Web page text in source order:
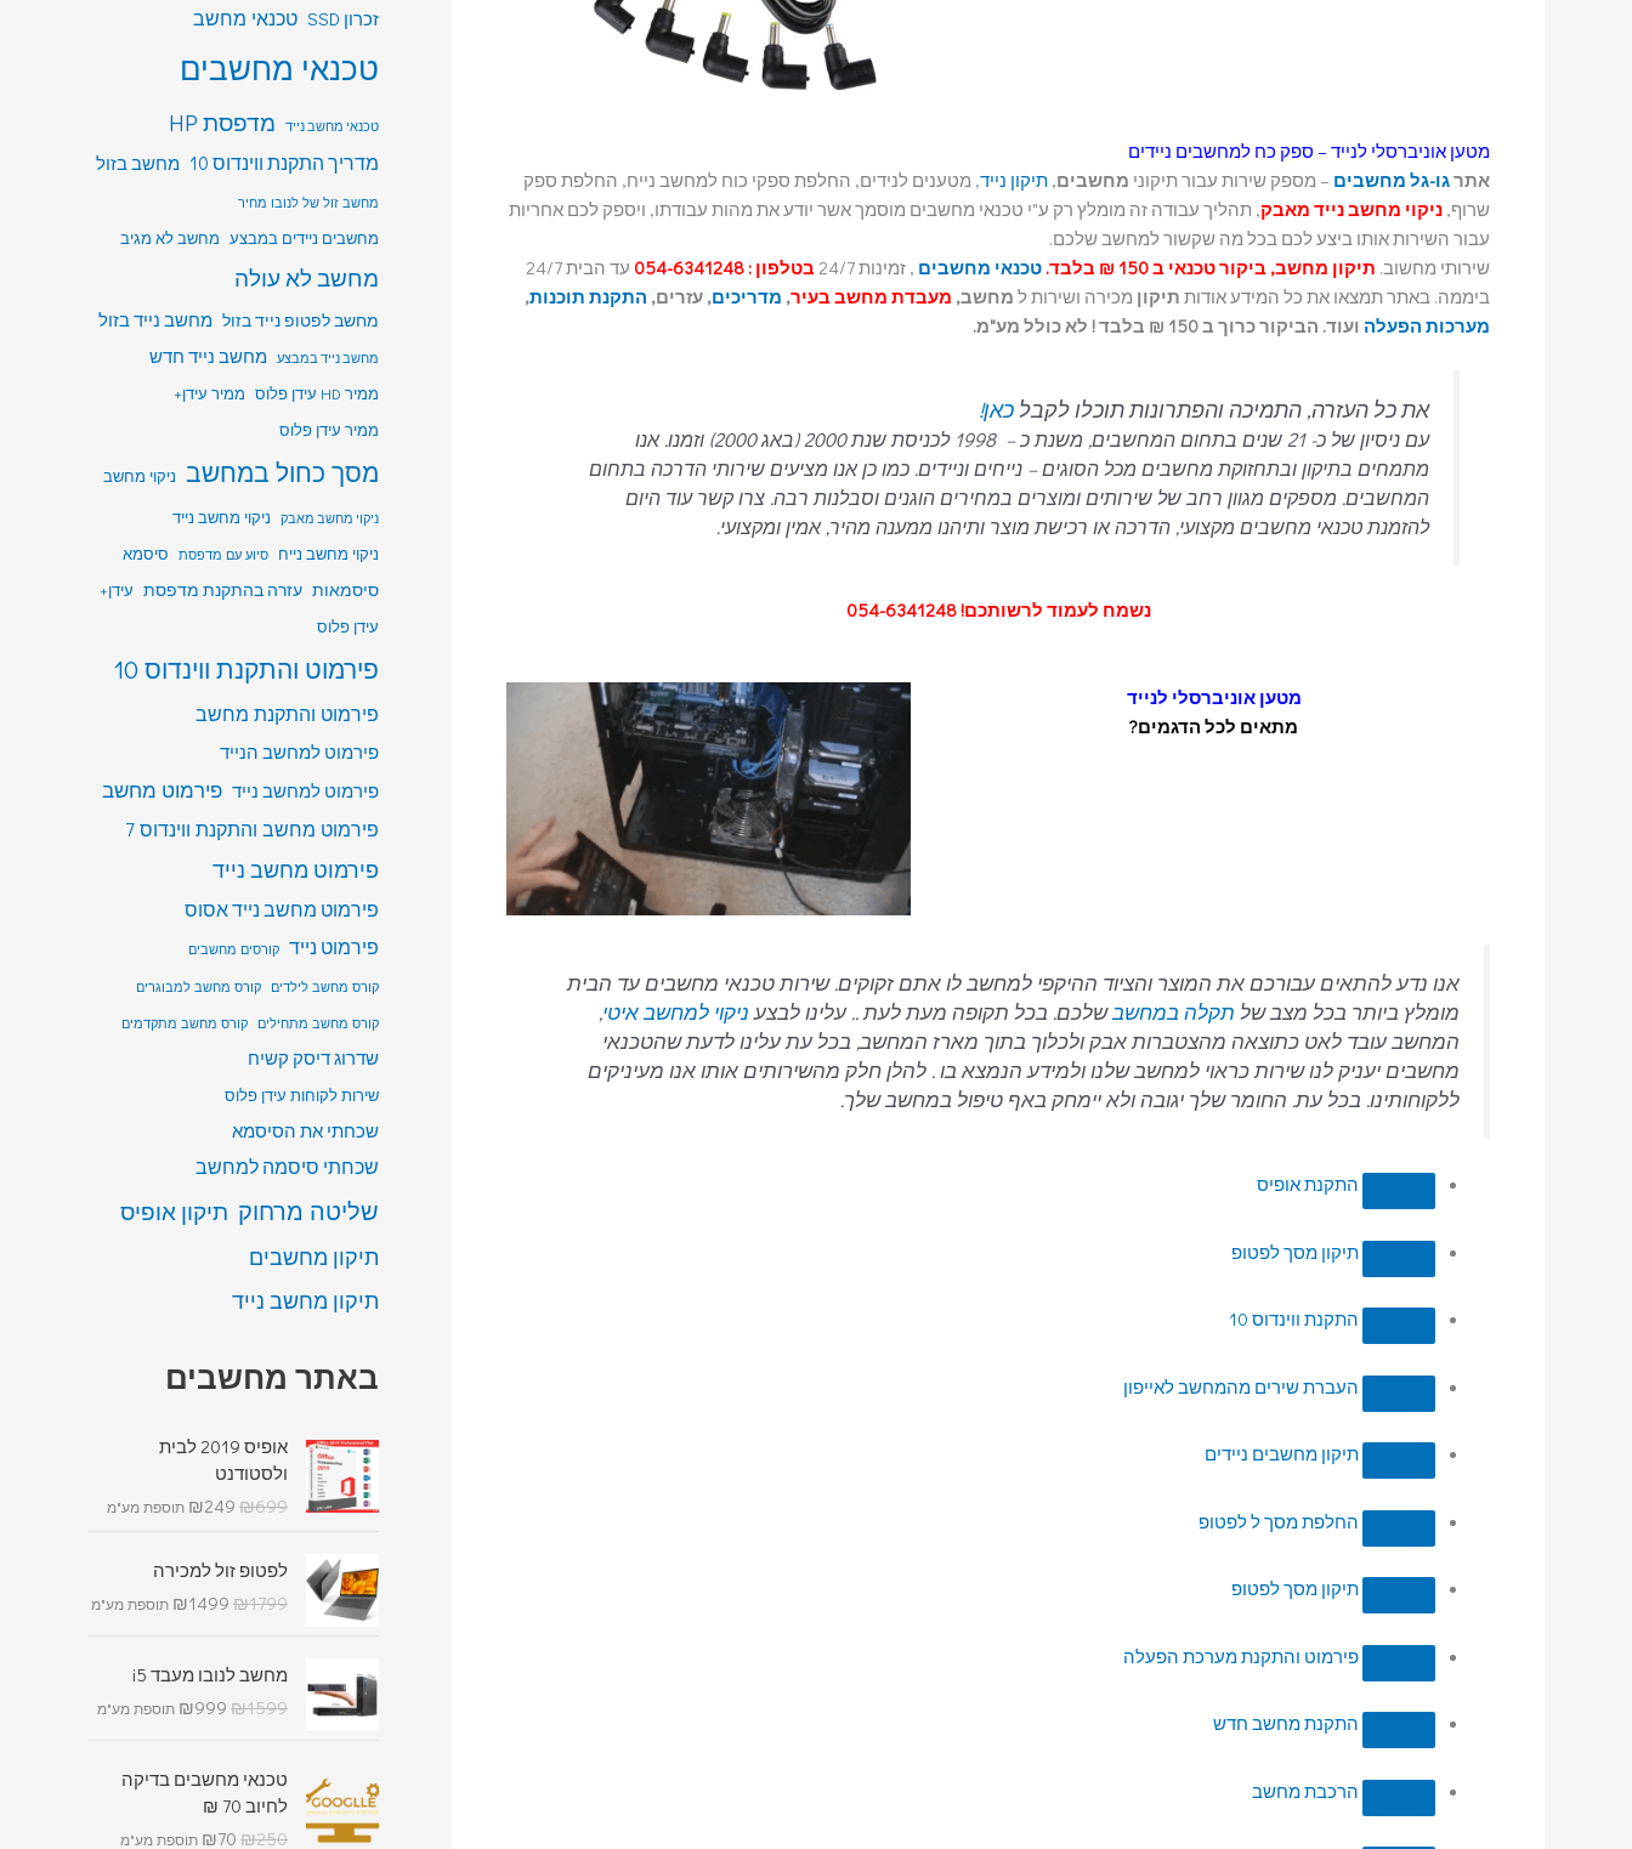
מטען אוניברסלי לנייד – ספק כח למחשבים ניידים
אתרגו-גל מחשבים – מספק שירות עבור תיקוני מחשבים, תיקון נייד, מטענים לנידים, החלפת ספקי כוח למחשב נייח, החלפת ספק
שרוף, ניקוי מחשב נייד מאבק, תהליך עבודה זה מומלץ רק ע"י טכנאי מחשבים מוסמך אשר יודע את מהות עבודתו, ויספק לכם אחריות
עבור השירות אותו ביצע לכם בכל מה שקשור למחשב שלכם.
שירותי מחשוב. תיקון מחשב, ביקור טכנאי ב 150 ₪ בלבד. טכנאי מחשבים , זמינות 24/7 בטלפון : 054-6341248
עד הבית 24/7
ביממה. באתר תמצאו את כל המידע אודות תיקון מכירה ושירות ל מחשב, מעבדת מחשב בעיר, מדריכים, עזרים, התקנת תוכנות,
מערכות הפעלה ועוד. הביקור כרוך ב 150 ₪ בלבד ! לא כולל מע"מ.
את כל העזרה, התמיכה והפתרונות תוכלו לקבל כאן!
עם ניסיון של כ- 21 שנים בתחום המחשבים, משנת כ – 1998 לכניסת שנת 2000 (באג 2000) וזמנו. אנו
מתמחים בתיקון ובתחזוקת מחשבים מכל הסוגים – נייחים וניידים. כמו כן אנו מציעים שירותי הדרכה בתחום
המחשבים. מספקים מגוון רחב של שירותים ומוצרים במחירים הוגנים וסבלנות רבה. צרו קשר עוד היום
להזמנת טכנאי מחשבים מקצועי, הדרכה או רכישת מוצר ותיהנו ממענה מהיר, אמין ומקצועי.
נשמח לעמוד לרשותכם! 054-6341248
מטען אוניברסלי לנייד
מתאים לכל הדגמים?
אנו נדע להתאים עבורכם את המוצר והציוד ההיקפי למחשב לו אתם זקוקים. שירות טכנאי מחשבים עד הבית
מומלץ ביותר בכל מצב של תקלה במחשבשלכם. בכל תקופה מעת לעת .. עלינו לבצעניקוי למחשב איטי,
המחשב עובד לאט כתוצאה מהצטברות אבק ולכלוך בתוך מארז המחשב, בכל עת עלינו לדעת שהטכנאי
מחשבים יעניק לנו שירות כראוי למחשב שלנו ולמידע הנמצא בו . להלן חלק מהשירותים אותו אנו מעיניקים
ללקוחותינו. בכל עת. החומר שלך יגובה ולא יימחק באף טיפול במחשב שלך.
התקנת אופיס
תיקון מסך לפטופ
התקנת ווינדוס 10
העברת שירים מהמחשב לאייפון
תיקון מחשבים ניידים
החלפת מסך ל לפטופ
תיקון מסך לפטופ
פירמוט והתקנת מערכת הפעלה
התקנת מחשב חדש
הרכבת מחשב
זכרון SSD טכנאי מחשב
טכנאי מחשבים
טכנאי מחשב נייד מדפסת HP
מדריך התקנת ווינדוס 10 מחשב בזול
מחשב זול של לנובו מחיר
מחשבים ניידים במבצע מחשב לא מגיב
מחשב לא עולה
מחשב לפטופ נייד בזול מחשב נייד בזול
מחשב נייד במבצע מחשב נייד חדש
ממיר HD עידן פלוס
ממיר עידן+
ממיר עידן פלוס
מסך כחול במחשב ניקוי מחשב
ניקוי מחשב מאבק
ניקוי מחשב נייד
ניקוי מחשב נייח סיוע עם מדפסת סיסמא
סיסמאות עזרה בהתקנת מדפסת עידן+
עידן פלוס
פירמוט והתקנת ווינדוס 10
פירמוט והתקנת מחשב
פירמוט למחשב הנייד
פירמוט למחשב נייד פירמוט מחשב
פירמוט מחשב והתקנת ווינדוס 7
פירמוט מחשב נייד
פירמוט מחשב נייד אסוס
פירמוט נייד קורסים מחשבים
קורס מחשב לילדים קורס מחשב למבוגרים
קורס מחשב מתחילים קורס מחשב מתקדמים
שדרוג דיסק קשיח
שירות לקוחות עידן פלוס
שכחתי את הסיסמא
שכחתי סיסמה למחשב
שליטה מרחוק תיקון אופיס
תיקון מחשבים
תיקון מחשב נייד
באתר מחשבים
אופיס 2019 לבית
ולסטודנט
₪699
₪249 תוספת מע"מ
לפטופ זול למכירה
₪1799
₪1499 תוספת מע"מ
מחשב לנובו מעבד i5
₪1599
₪999 תוספת מע"מ
טכנאי מחשבים בדיקה
לחיוב 70 ₪
₪250
₪70 תוספת מע"מ